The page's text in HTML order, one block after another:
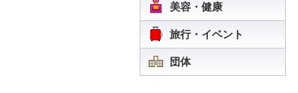
美容・健康
旅行・イベント
団体